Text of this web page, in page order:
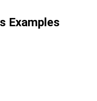
Examples